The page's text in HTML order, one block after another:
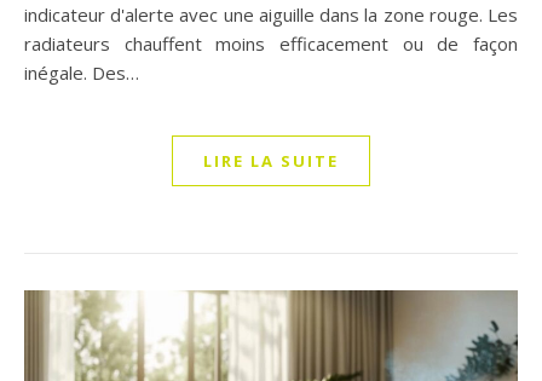
indicateur d'alerte avec une aiguille dans la zone rouge. Les
radiateurs chauffent moins efficacement ou de façon
inégale. Des…
LIRE LA SUITE